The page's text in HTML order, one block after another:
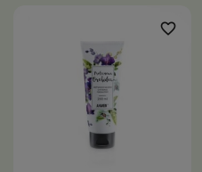
favorite_border